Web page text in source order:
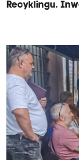
Recyklingu.